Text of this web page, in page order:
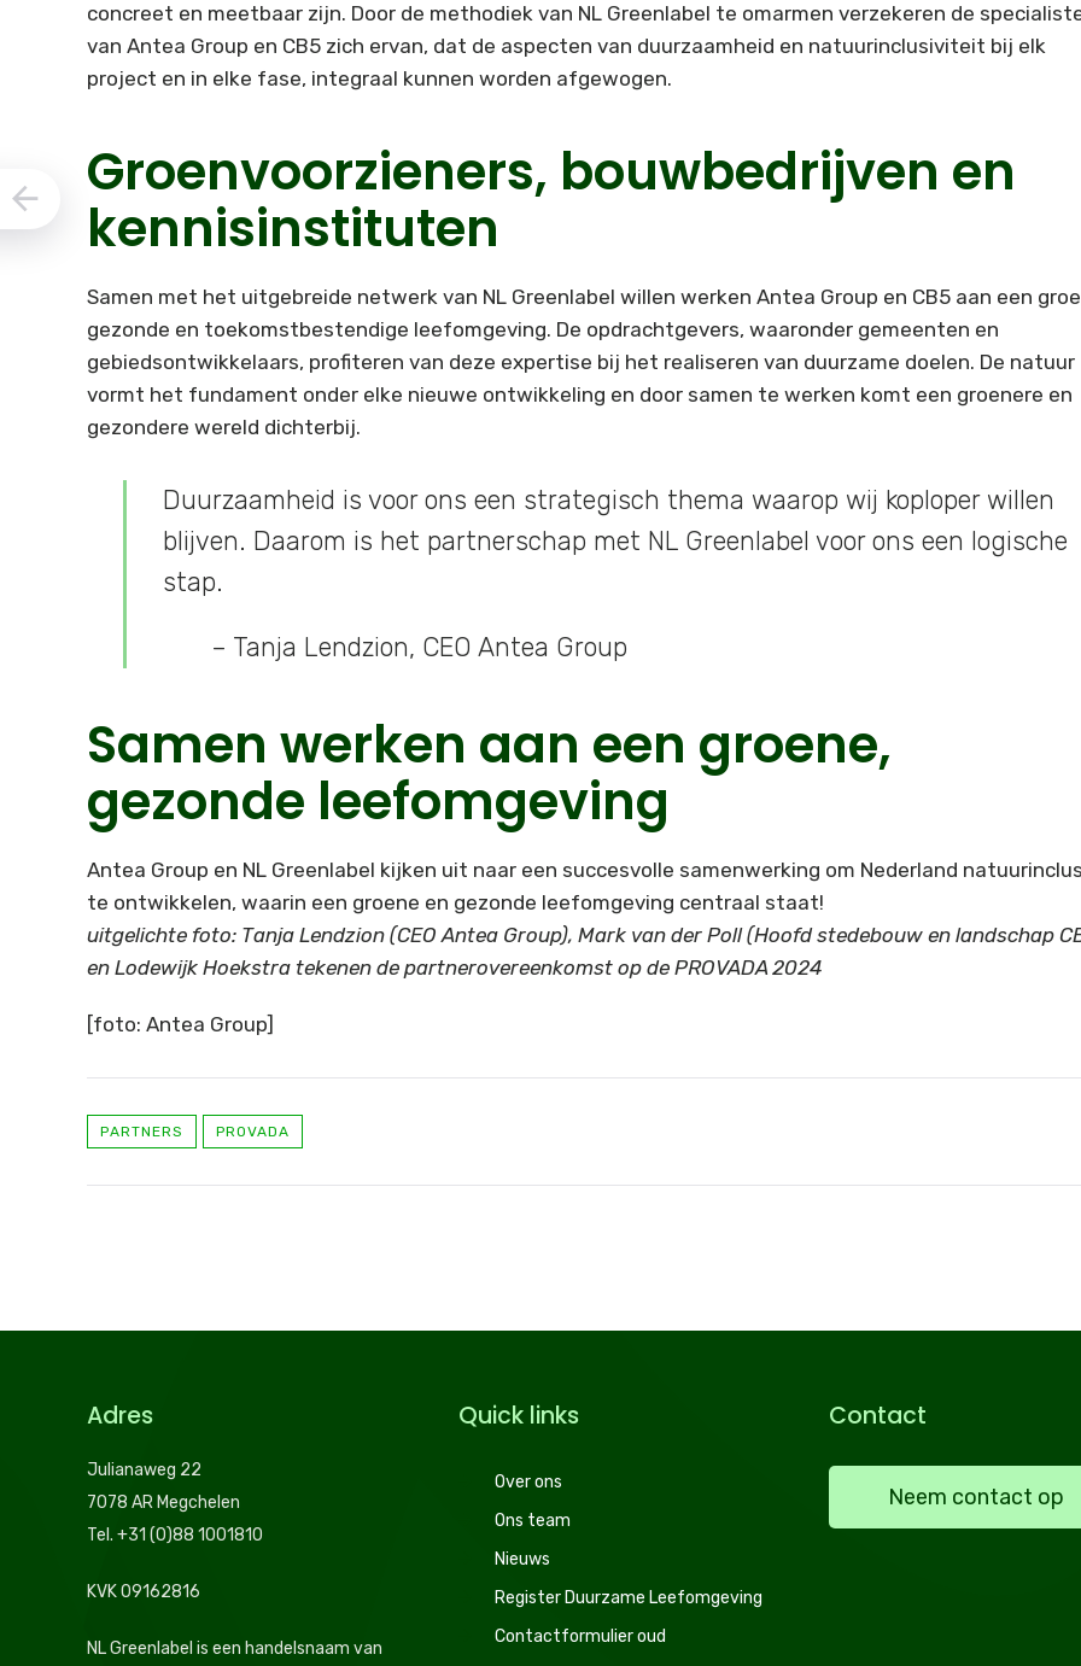
concreet en meetbaar zijn. Door de methodiek van NL Greenlabel te omarmen verzekeren de
van Antea Group en CB5 zich ervan, dat de aspecten van duurzaamheid en natuurinclusiviteit bij elk
project en in elke fase, integraal kunnen worden afgewogen.
Groenvoorzieners, bouwbedrijven en
kennisinstituten
Samen met het uitgebreide netwerk van NL Greenlabel willen werken Antea Group en CB5 aan een
gezonde en toekomstbestendige leefomgeving. De opdrachtgevers, waaronder gemeenten en
gebiedsontwikkelaars, profiteren van deze expertise bij het realiseren van duurzame doelen. De natuur
vormt het fundament onder elke nieuwe ontwikkeling en door samen te werken komt een groenere en
gezondere wereld dichterbij.
Duurzaamheid is voor ons een strategisch thema waarop wij koploper willen
blijven. Daarom is het partnerschap met NL Greenlabel voor ons een logische
stap.
– Tanja Lendzion, CEO Antea Group
Samen werken aan een groene,
gezonde leefomgeving
Antea Group en NL Greenlabel kijken uit naar een succesvolle samenwerking om Nederland
te ontwikkelen, waarin een groene en gezonde leefomgeving centraal staat!
uitgelichte foto: Tanja Lendzion (CEO Antea Group), Mark van der Poll (Hoofd stedebouw en landschap
en Lodewijk Hoekstra tekenen de partnerovereenkomst op de PROVADA 2024
[foto: Antea Group]
PARTNERS PROVADA
Adres
Julianaweg 22
7078 AR Megchelen
Tel. +31 (0)88 1001810
KVK 09162816
NL Greenlabel is een handelsnaam van
Quick links
Over ons
Ons team
Nieuws
Register Duurzame Leefomgeving
Contactformulier oud
Contact
Neem contact op